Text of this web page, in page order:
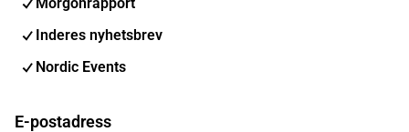
Inderes nyhetsbrev
Nordic Events
E-postadress